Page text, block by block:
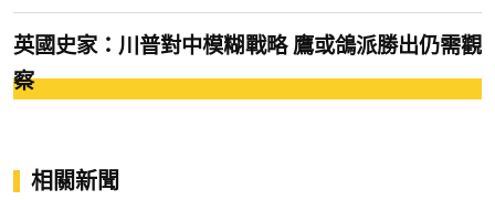
英國史家：川普對中模糊戰略 鷹或鴿派勝出仍需觀
察
相關新聞